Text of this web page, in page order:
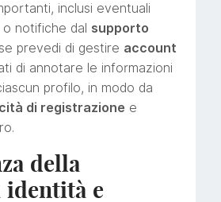
inclusi eventuali
notifiche dal supporto
prevedi di gestire account
di annotare le informazioni
profilo, in modo da
di registrazione e
della
identità e